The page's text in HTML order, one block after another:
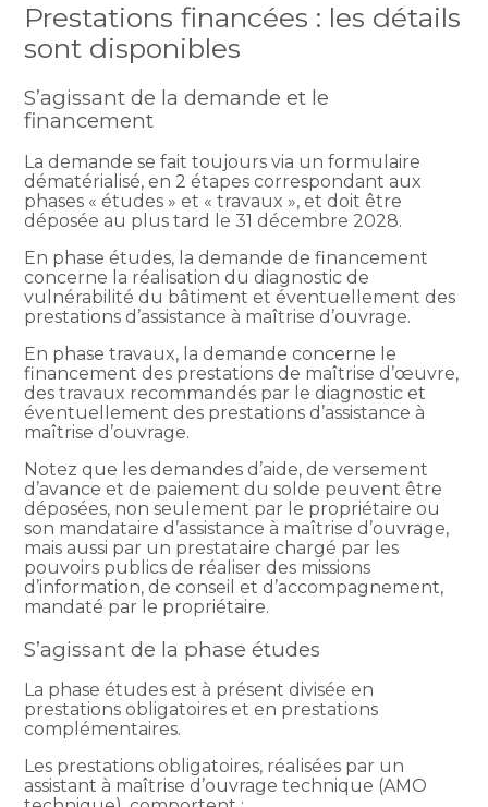
Prestations financées : les détails
sont disponibles
S’agissant de la demande et le
financement
La demande se fait toujours via un formulaire
dématérialisé, en 2 étapes correspondant aux
phases « études » et « travaux », et doit être
déposée au plus tard le 31 décembre 2028.
En phase études, la demande de financement
concerne la réalisation du diagnostic de
vulnérabilité du bâtiment et éventuellement des
prestations d’assistance à maîtrise d’ouvrage.
En phase travaux, la demande concerne le
financement des prestations de maîtrise d’œuvre,
des travaux recommandés par le diagnostic et
éventuellement des prestations d’assistance à
maîtrise d’ouvrage.
Notez que les demandes d’aide, de versement
d’avance et de paiement du solde peuvent être
déposées, non seulement par le propriétaire ou
son mandataire d’assistance à maîtrise d’ouvrage,
mais aussi par un prestataire chargé par les
pouvoirs publics de réaliser des missions
d’information, de conseil et d’accompagnement,
mandaté par le propriétaire.
S’agissant de la phase études
La phase études est à présent divisée en
prestations obligatoires et en prestations
complémentaires.
Les prestations obligatoires, réalisées par un
assistant à maîtrise d’ouvrage technique (AMO